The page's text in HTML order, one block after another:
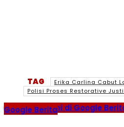
TAG
Erika Carlina Cabut
Polisi Proses Restorative
Temukan kami di Google
Google Berita